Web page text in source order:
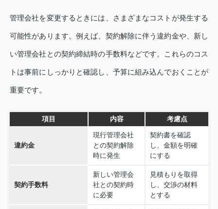
管理会社を変更するときには、さまざまなコストが発生する
可能性があります。例えば、契約解除に伴う違約金や、新し
い管理会社との契約締結時の手数料などです。これらのコス
トは事前にしっかりと確認し、予算に組み込んでおくことが
重要です。
項目 内容 考慮点
違約金
現行管理会社
との契約解除
時に発生
契約書を確認
し、金額を明確
にする
契約手数料
新しい管理会
社との契約時
に必要
見積もりを取得
し、交渉の材料
とする